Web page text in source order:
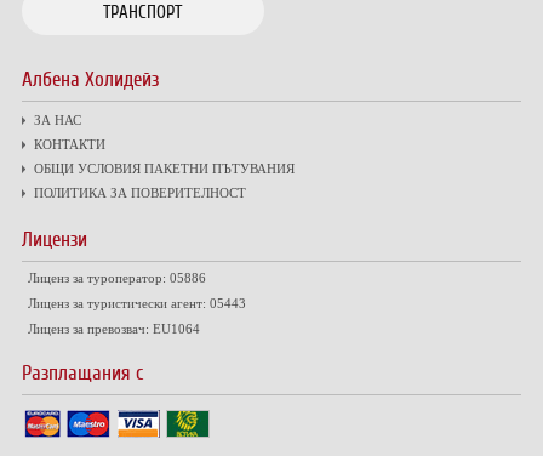
ТРАНСПОРТ
Албена Холидейз
ЗА НАС
КОНТАКТИ
ОБЩИ УСЛОВИЯ ПАКЕТНИ ПЪТУВАНИЯ
ПОЛИТИКА ЗА ПОВЕРИТЕЛНОСТ
Лицензи
Лиценз за туроператор: 05886
Лиценз за туристически агент: 05443
Лиценз за превозвач: EU1064
Разплащания с